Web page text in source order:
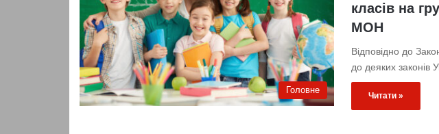
Головне
класів на
МОН
Відповідно до
до деяких законів
Читати »